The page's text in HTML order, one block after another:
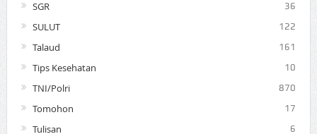
SGR 36
SULUT 122
Talaud 161
Tips Kesehatan 10
TNI/Polri 870
Tomohon 17
Tulisan 6